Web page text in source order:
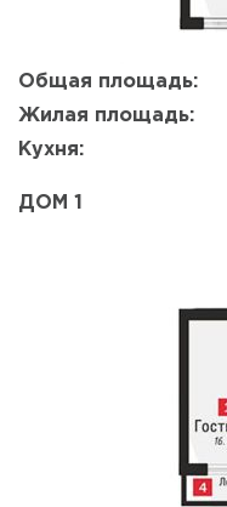
Общая площадь:
Жилая площадь:
Кухня:
ДОМ 1